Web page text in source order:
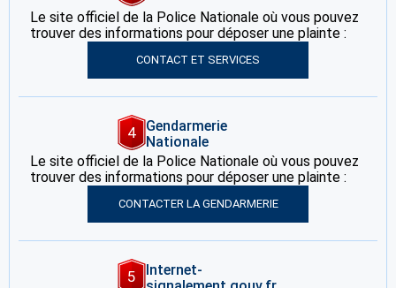
Le site officiel de la Police Nationale où vous pouvez
trouver des informations pour déposer une plainte :
CONTACT ET SERVICES
4
Gendarmerie
Nationale
Le site officiel de la Police Nationale où vous pouvez
trouver des informations pour déposer une plainte :
CONTACTER LA GENDARMERIE
5
Internet-